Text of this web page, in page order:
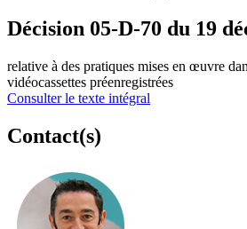
Décision 05-D-70 du 19
relative à des pratiques mises en œuvre
vidéocassettes préenregistrées
Consulter le texte intégral
Contact(s)